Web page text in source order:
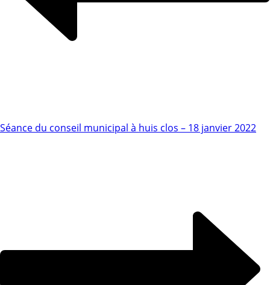
Séance du conseil municipal à huis clos – 18 janvier 2022